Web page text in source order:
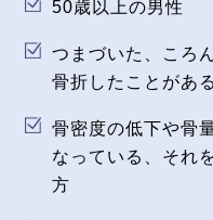
50歳以上の男性
つまづいた、ころ
骨折したことがあ
骨密度の低下や骨
なっている、 それ
方